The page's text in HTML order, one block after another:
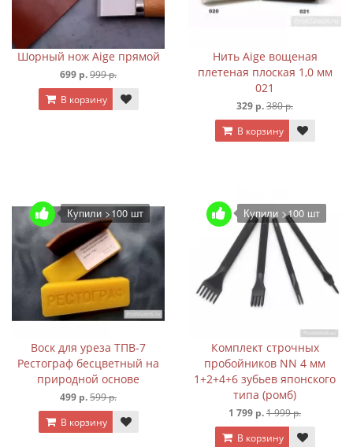
Шорный нож Aige прямой
699 р.999 р.
В корзину
Нить Aige вощеная
плетеная плоская 1,0 мм
021
329 р.380 р.
В корзину
Купили >100 шт
Воск для уреза ТПВ-7
Рестограф бесцветный на
природной основе
499 р.599 р.
В корзину
Купили >100 шт
Комплект строчных
пробойников NN 4 мм
1+2+4+6 зубьев японского
типа (ромб)
1 799 р.1 999 р.
В корзину